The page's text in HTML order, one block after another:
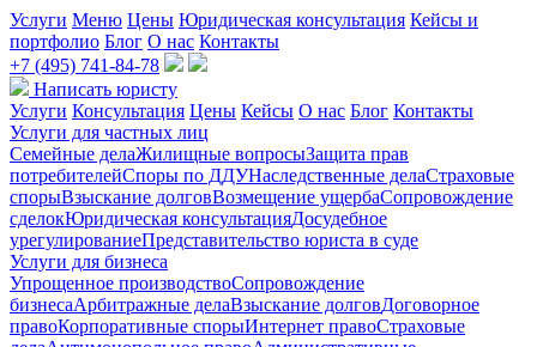
Услуги Меню Цены Юридическая консультация Кейсы и
портфолио Блог О нас Контакты
+7 (495) 741-84-78
Написать юристу
Услуги Консультация Цены Кейсы О нас Блог Контакты
Услуги для частных лиц
Семейные делаЖилищные вопросыЗащита прав
потребителейСпоры по ДДУНаследственные делаСтраховые
спорыВзыскание долговВозмещение ущербаСопровождение
сделокЮридическая консультацияДосудебное
урегулированиеПредставительство юриста в суде
Услуги для бизнеса
Упрощенное производствоСопровождение
бизнесаАрбитражные делаВзыскание долговДоговорное
правоКорпоративные спорыИнтернет правоСтраховые